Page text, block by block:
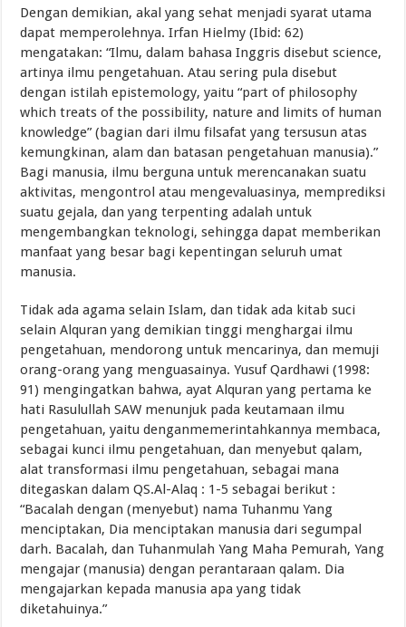
Dengan demikian, akal yang sehat menjadi syarat utama
dapat memperolehnya. Irfan Hielmy (Ibid: 62)
mengatakan: “Ilmu, dalam bahasa Inggris disebut science,
artinya ilmu pengetahuan. Atau sering pula disebut
dengan istilah epistemology, yaitu “part of philosophy
which treats of the possibility, nature and limits of human
knowledge” (bagian dari ilmu filsafat yang tersusun atas
kemungkinan, alam dan batasan pengetahuan manusia).”
Bagi manusia, ilmu berguna untuk merencanakan suatu
aktivitas, mengontrol atau mengevaluasinya, memprediksi
suatu gejala, dan yang terpenting adalah untuk
mengembangkan teknologi, sehingga dapat memberikan
manfaat yang besar bagi kepentingan seluruh umat
manusia.
Tidak ada agama selain Islam, dan tidak ada kitab suci
selain Alquran yang demikian tinggi menghargai ilmu
pengetahuan, mendorong untuk mencarinya, dan memuji
orang-orang yang menguasainya. Yusuf Qardhawi (1998:
91) mengingatkan bahwa, ayat Alquran yang pertama ke
hati Rasulullah SAW menunjuk pada keutamaan ilmu
pengetahuan, yaitu denganmemerintahkannya membaca,
sebagai kunci ilmu pengetahuan, dan menyebut qalam,
alat transformasi ilmu pengetahuan, sebagai mana
ditegaskan dalam QS.Al-Alaq : 1-5 sebagai berikut :
“Bacalah dengan (menyebut) nama Tuhanmu Yang
menciptakan, Dia menciptakan manusia dari segumpal
darh. Bacalah, dan Tuhanmulah Yang Maha Pemurah, Yang
mengajar (manusia) dengan perantaraan qalam. Dia
mengajarkan kepada manusia apa yang tidak
diketahuinya.”